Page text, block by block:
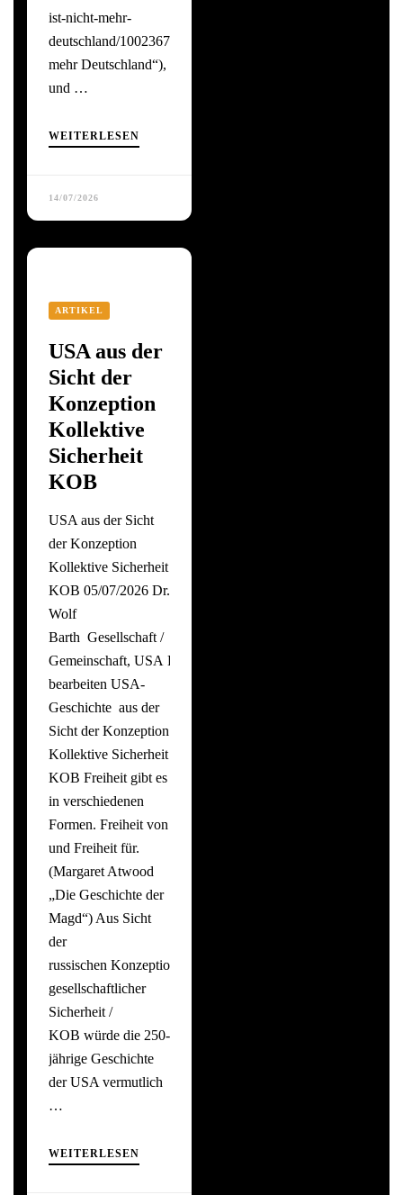
ist-nicht-mehr-
deutschland/100236742.html
mehr Deutschland“),
und …
WEITERLESEN
14/07/2026
ARTIKEL
USA aus der
Sicht der
Konzeption
Kollektive
Sicherheit
KOB
USA aus der Sicht
der Konzeption
Kollektive Sicherheit
KOB 05/07/2026 Dr.
Wolf
Barth Gesellschaft /
Gemeinschaft, USA Beitrag
bearbeiten USA-
Geschichte aus der
Sicht der Konzeption
Kollektive Sicherheit
KOB Freiheit gibt es
in verschiedenen
Formen. Freiheit von
und Freiheit für.
(Margaret Atwood
„Die Geschichte der
Magd“) Aus Sicht
der
russischen Konzeption
gesellschaftlicher
Sicherheit /
KOB würde die 250-
jährige Geschichte
der USA vermutlich
…
WEITERLESEN